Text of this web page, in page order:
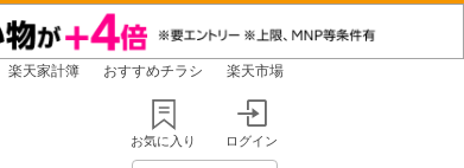
楽天家計簿 おすすめチラシ 楽天市場
お気に入り ログイン